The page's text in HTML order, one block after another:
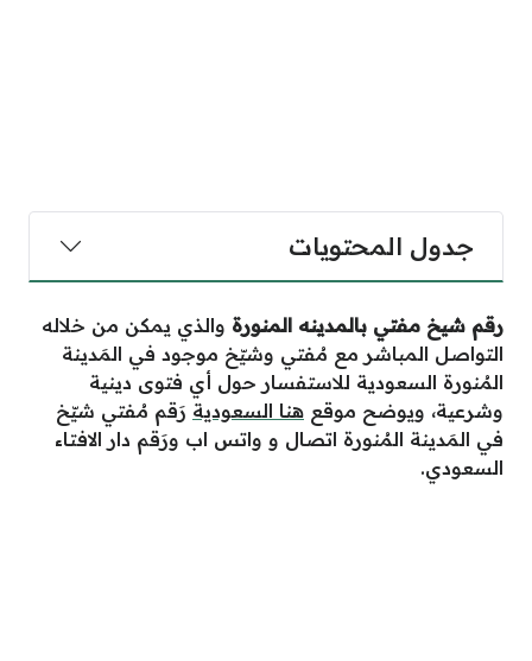
جدول المحتويات
رقم شيخ مفتي بالمدينه المنورة والذي يمكن من خلاله
التواصل المباشر مع مُفتي وشيّخ موجود في المَدينة
المُنورة السعودية للاستفسار حول أي فتوى دينية
وشرعية، ويوضح موقع هنا السعودية رَقم مُفتي شيّخ
في المَدينة المُنورة اتصال و واتس اب ورَقم دار الافتاء
السعودي.